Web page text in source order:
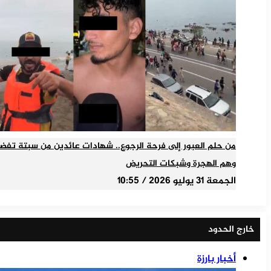
من حلم العبور إلى فرحة الرجوع.. شهادات عائدين من سبتة
وهم الهجرة وشبكات التحريض
الجمعة 31 يوليو 2026 / 10:55
خارج الحدود
أخبار بارزة